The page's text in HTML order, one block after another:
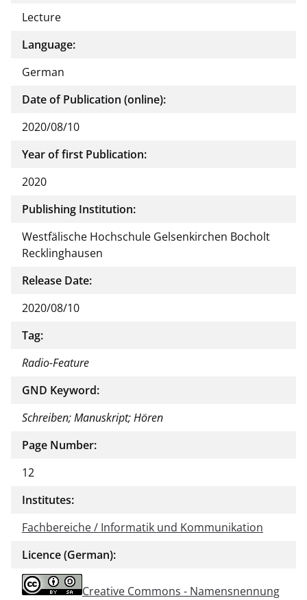
Lecture
Language:
German
Date of Publication (online):
2020/08/10
Year of first Publication:
2020
Publishing Institution:
Westfälische Hochschule Gelsenkirchen Bocholt
Recklinghausen
Release Date:
2020/08/10
Tag:
Radio-Feature
GND Keyword:
Schreiben; Manuskript; Hören
Page Number:
12
Institutes:
Fachbereiche / Informatik und Kommunikation
Licence (German):
Creative Commons - Namensnennung